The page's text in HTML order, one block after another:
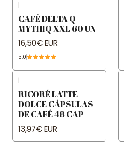
|
CAFÉ DELTA Q
MYTHIQ XXL 60 UN
16,50€ EUR
5.0
|
RICORÉ LATTE
DOLCE CÁPSULAS
DE CAFÉ 48 CAP
13,97€ EUR